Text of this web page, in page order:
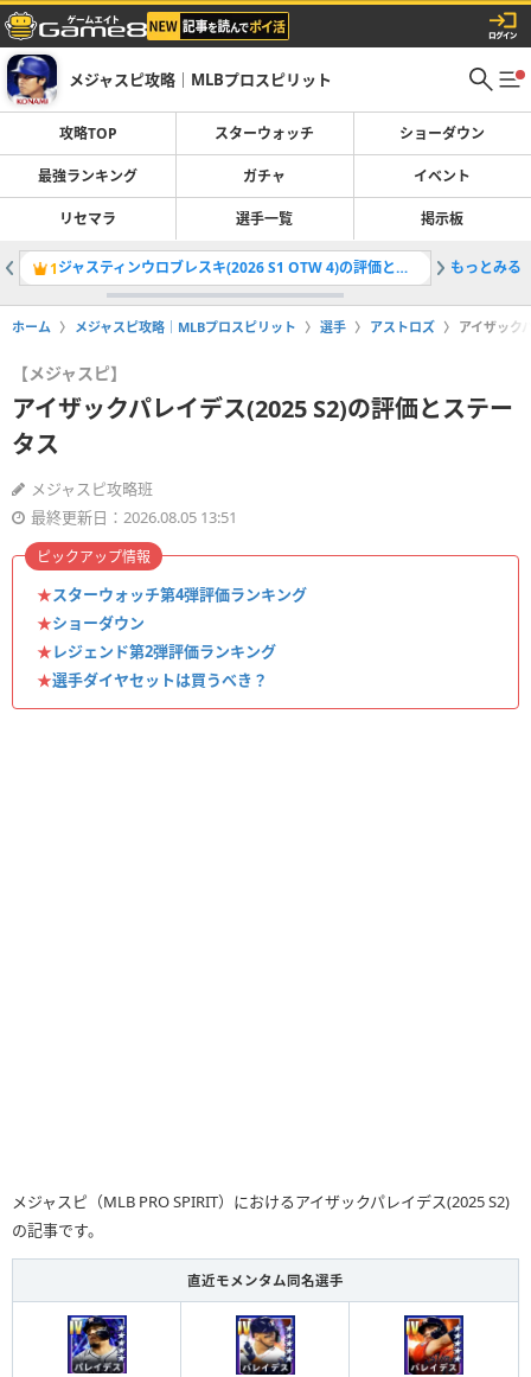
メジャスピ攻略｜MLBプロスピリット
攻略TOP スターウォッチ ショーダウン
最強ランキング ガチャ イベント
リセマラ 選手一覧 掲示板
1 ジャスティンウロブレスキ(2026 S1 OTW 4)の評価とステータス 2大谷翔
もっとみる
ホーム メジャスピ攻略｜MLBプロスピリット 選手 アストロズ アイザック
【メジャスピ】
アイザックパレイデス(2025 S2)の評価とステー
タス
メジャスピ攻略班
最終更新日：2026.08.05 13:51
★スターウォッチ第4弾評価ランキング
★ショーダウン
★レジェンド第2弾評価ランキング
★選手ダイヤセットは買うべき？
ピックアップ情報
メジャスピ（MLB PRO SPIRIT）におけるアイザックパレイデス(2025 S2)
の記事です。
直近モメンタム同名選手